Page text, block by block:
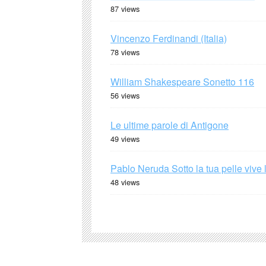
87 views
Vincenzo Ferdinandi (Italia)
78 views
William Shakespeare Sonetto 116
56 views
Le ultime parole di Antigone
49 views
Pablo Neruda Sotto la tua pelle vive
48 views